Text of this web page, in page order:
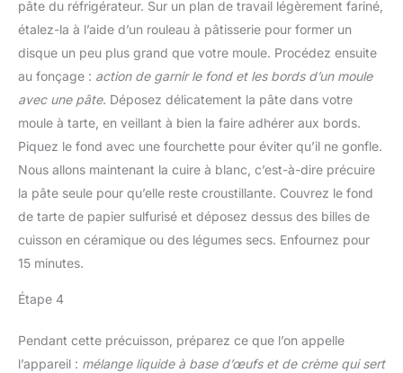
pâte du réfrigérateur. Sur un plan de travail légèrement fariné,
étalez-la à l’aide d’un rouleau à pâtisserie pour former un
disque un peu plus grand que votre moule. Procédez ensuite
au fonçage : action de garnir le fond et les bords d’un moule
avec une pâte. Déposez délicatement la pâte dans votre
moule à tarte, en veillant à bien la faire adhérer aux bords.
Piquez le fond avec une fourchette pour éviter qu’il ne gonfle.
Nous allons maintenant la cuire à blanc, c’est-à-dire précuire
la pâte seule pour qu’elle reste croustillante. Couvrez le fond
de tarte de papier sulfurisé et déposez dessus des billes de
cuisson en céramique ou des légumes secs. Enfournez pour
15 minutes.
Étape 4
Pendant cette précuisson, préparez ce que l’on appelle
l’appareil : mélange liquide à base d’œufs et de crème qui sert